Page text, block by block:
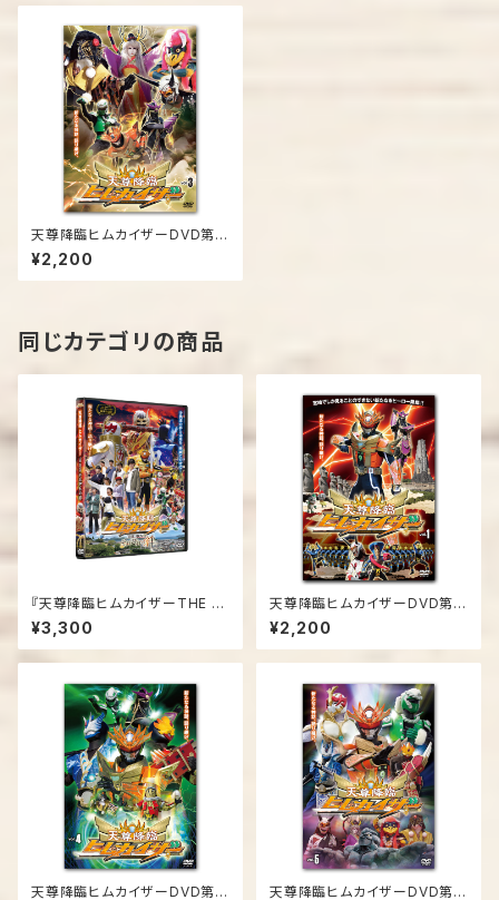
天尊降臨ヒムカイザーDVD第３
弾
¥2,200
同じカテゴリの商品
『天尊降臨ヒムカイザーTHE M
OVIE それぞれの絆』DVD
¥3,300
天尊降臨ヒムカイザーDVD第１
弾
¥2,200
天尊降臨ヒムカイザーDVD第４ 天尊降臨ヒムカイザーDVD第５